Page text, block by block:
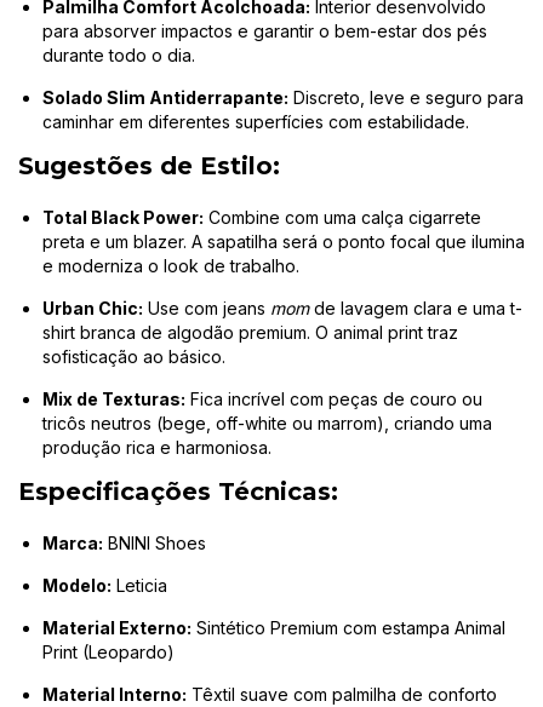
Palmilha Comfort Acolchoada: Interior desenvolvido
para absorver impactos e garantir o bem-estar dos pés
durante todo o dia.
Solado Slim Antiderrapante: Discreto, leve e seguro para
caminhar em diferentes superfícies com estabilidade.
Sugestões de Estilo:
Total Black Power: Combine com uma calça cigarrete
preta e um blazer. A sapatilha será o ponto focal que ilumina
e moderniza o look de trabalho.
Urban Chic: Use com jeans momde lavagem clara e uma t-
shirt branca de algodão premium. O animal print traz
sofisticação ao básico.
Mix de Texturas: Fica incrível com peças de couro ou
tricôs neutros (bege, off-white ou marrom), criando uma
produção rica e harmoniosa.
Especificações Técnicas:
Marca: BNINI Shoes
Modelo: Leticia
Material Externo: Sintético Premium com estampa Animal
Print (Leopardo)
Material Interno: Têxtil suave com palmilha de conforto